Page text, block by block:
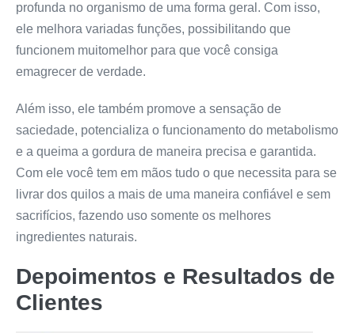
profunda no organismo de uma forma geral. Com isso,
ele melhora variadas funções, possibilitando que
funcionem muitomelhor para que você consiga
emagrecer de verdade.
Além isso, ele também promove a sensação de
saciedade, potencializa o funcionamento do metabolismo
e a queima a gordura de maneira precisa e garantida.
Com ele você tem em mãos tudo o que necessita para se
livrar dos quilos a mais de uma maneira confiável e sem
sacrifícios, fazendo uso somente os melhores
ingredientes naturais.
Depoimentos e Resultados de
Clientes